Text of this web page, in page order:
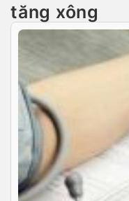
tăng xông